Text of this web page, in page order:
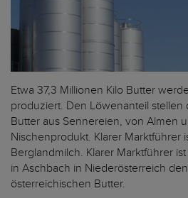
Etwa 37,3 Millionen Kilo Butter
produziert. Den Löwenanteil stellen
Butter aus Sennereien, von Almen
Nischenprodukt. Klarer Marktführer
Berglandmilch. Klarer Marktführer
in Aschbach in Niederösterreich
österreichischen Butter.